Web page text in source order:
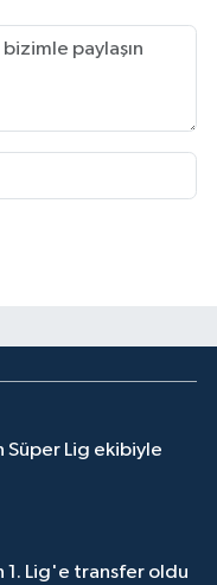
Süper Lig ekibiyle
1. Lig'e transfer oldu